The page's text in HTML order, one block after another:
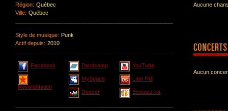
Région: Québec
Ville: Québec
Style de musique: Punk
Actif depuis: 2010
Facebook Bandcamp YouTube
ReverbNation
MySpace Last FM
Deezer Écoutez.ca
Aucune
Aucun